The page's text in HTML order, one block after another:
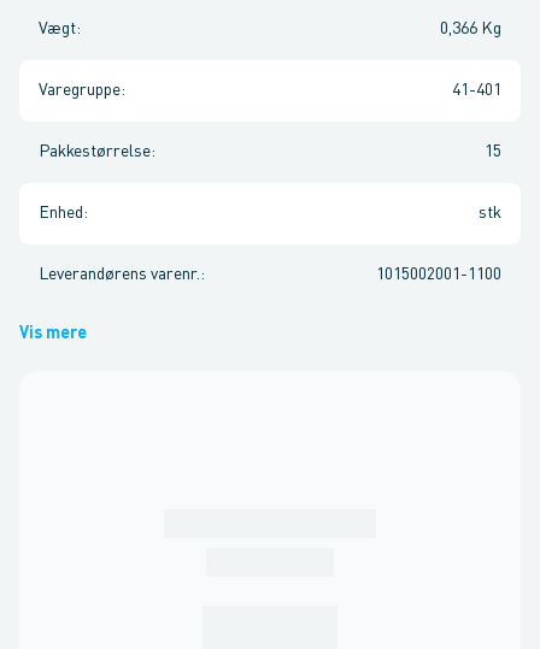
Vægt: 0,366 Kg
Varegruppe: 41-401
Pakkestørrelse: 15
Enhed : stk
Leverandørens varenr. : 1015002001-1100
Vis mere